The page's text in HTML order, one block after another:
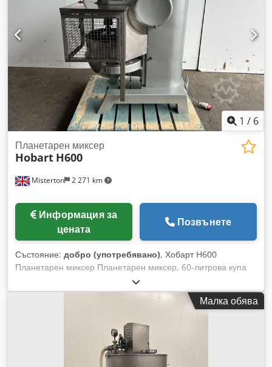
1 / 6
Misterton 2 271 km
Планетарен миксер
Hobart H600
Информация за
цената
Позвънете
Състояние: добро (употребявано), Хобарт H600
Планетарен миксер Планетарен миксер, 60-литрова купа
от неръждаема стомана, приставка бъркалка, регулируема
скорост, с таймер, трифазен Djdpenxlwqofx Ap Asck
Малка обява